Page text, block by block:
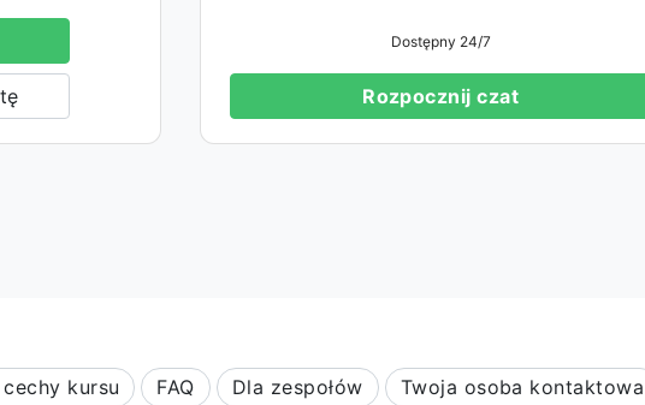
Dostępny 24/7
Rozpocznij czat
kursu FAQ Dla zespołów Twoja osoba kontaktowa